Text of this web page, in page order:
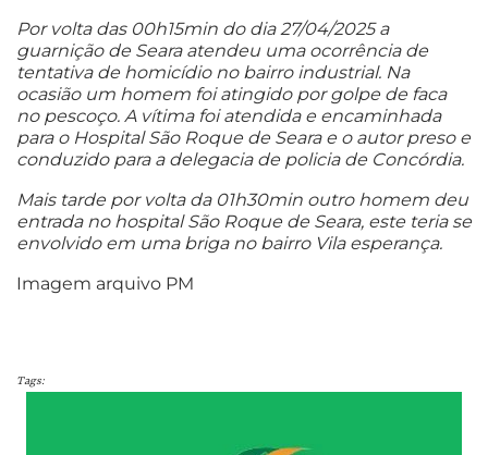
Por volta das 00h15min do dia 27/04/2025 a
guarnição de Seara atendeu uma ocorrência de
tentativa de homicídio no bairro industrial. Na
ocasião um homem foi atingido por golpe de faca
no pescoço. A vítima foi atendida e encaminhada
para o Hospital São Roque de Seara e o autor preso e
conduzido para a delegacia de policia de Concórdia.
Mais tarde por volta da 01h30min outro homem deu
entrada no hospital São Roque de Seara, este teria se
envolvido em uma briga no bairro Vila esperança.
Imagem arquivo PM
Tags: